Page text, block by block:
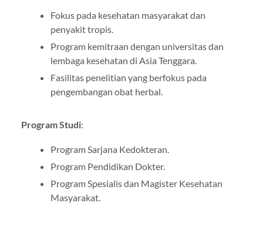
Fokus pada kesehatan masyarakat dan
penyakit tropis.
Program kemitraan dengan universitas dan
lembaga kesehatan di Asia Tenggara.
Fasilitas penelitian yang berfokus pada
pengembangan obat herbal.
Program Studi:
Program Sarjana Kedokteran.
Program Pendidikan Dokter.
Program Spesialis dan Magister Kesehatan
Masyarakat.